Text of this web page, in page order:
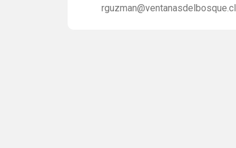
rguzman@ventanasdelbosque.cl